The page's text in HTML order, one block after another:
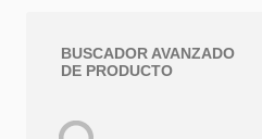
BUSCADOR AVANZADO
DE PRODUCTO